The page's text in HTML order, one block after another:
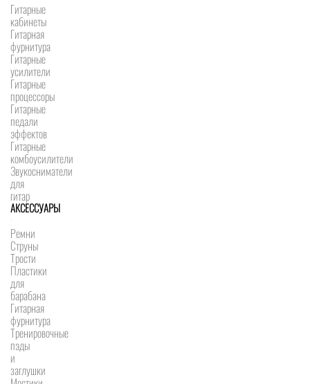
Гитарные
кабинеты
Гитарная
фурнитура
Гитарные
усилители
Гитарные
процессоры
Гитарные
педали
эффектов
Гитарные
комбоусилители
Звукосниматели
для
гитар
АКСЕССУАРЫ
Ремни
Струны
Трости
Пластики
для
барабана
Гитарная
фурнитура
Тренировочные
пэды
и
заглушки